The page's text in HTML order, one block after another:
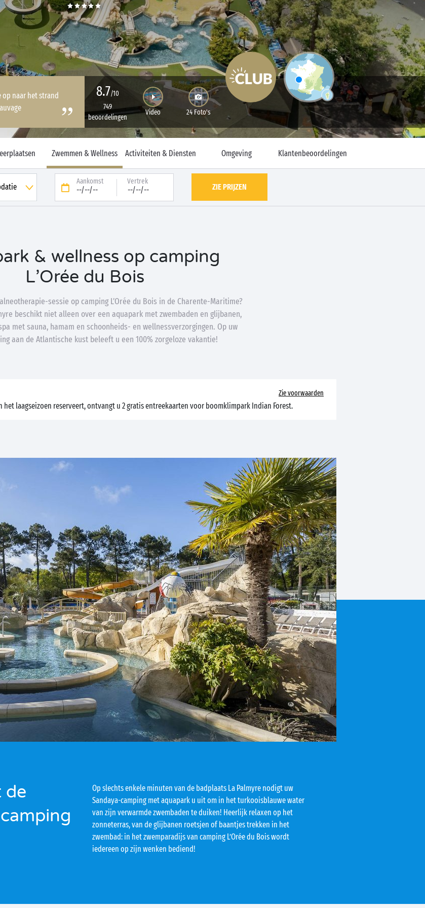
op naar het strand
8.7/10
749
beoordelingen
Video 24 Foto's
Zwemmen & Wellness Activiteiten & Diensten Omgeving Klantenbeoordelingen
Aankomst
--/--/--
Vertrek
--/--/-- ZIE PRIJZEN
& wellness op camping
L’Orée du Bois
sessie op camping L’Orée du Bois in de Charente-Maritime?
beschikt niet alleen over een aquapark met zwembaden en glijbanen,
met sauna, hamam en schoonheids- en wellnessverzorgingen. Op uw
aan de Atlantische kust beleeft u een 100% zorgeloze vakantie!
Zie voorwaarden
laagseizoen reserveert, ontvangt u 2 gratis entreekaarten voor boomklimpark Indian Forest.
de
Op slechts enkele minuten van de badplaats La Palmyre nodigt uw
Sandaya-camping met aquapark u uit om in het turkooisblauwe water
van zijn verwarmde zwembaden te duiken! Heerlijk relaxen op het
zonneterras, van de glijbanen roetsjen of baantjes trekken in het
zwembad: in het zwemparadijs van camping L’Orée du Bois wordt
iedereen op zijn wenken bediend!